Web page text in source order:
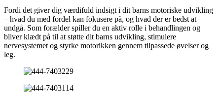
Fordi det giver dig værdifuld indsigt i dit barns motoriske udvikling
– hvad du med fordel kan fokusere på, og hvad der er bedst at
undgå. Som forælder spiller du en aktiv rolle i behandlingen og
bliver klædt på til at støtte dit barns udvikling, stimulere
nervesystemet og styrke motorikken gennem tilpassede øvelser og
leg.